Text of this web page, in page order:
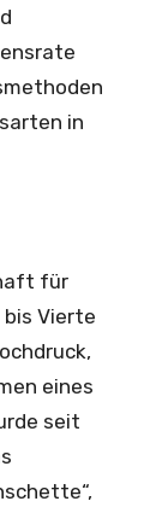
in
für
Vierte
eines
seit